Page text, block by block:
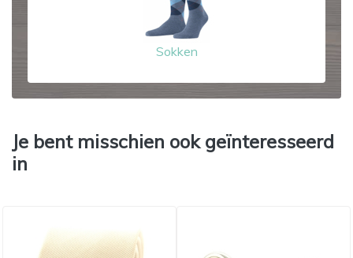
Sokken
Je bent misschien ook geïnteresseerd
in